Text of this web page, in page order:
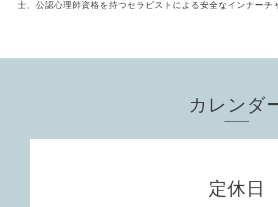
士、公認心理師資格を持つセラピストによる安全なインナー
カレンダ
定休日